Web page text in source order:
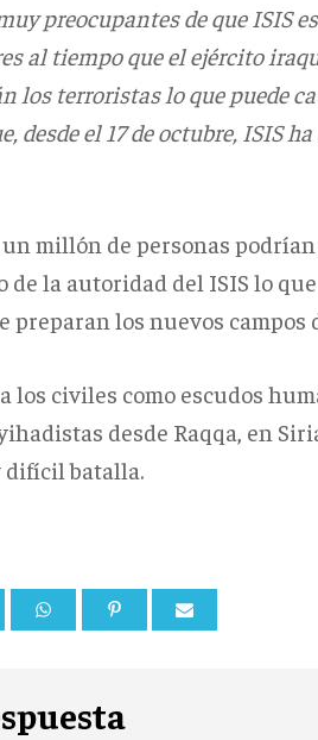
preocupantes de que ISIS
al tiempo que el ejército
los terroristas lo que puede
desde el 17 de octubre, ISIS
millón de personas
la autoridad del ISIS lo
preparan los nuevos campos
los civiles como escudos
desde Raqqa, en
difícil batalla.